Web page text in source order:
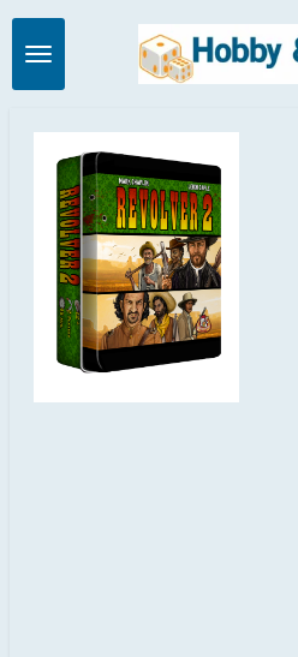
Ga
direct
naar
de